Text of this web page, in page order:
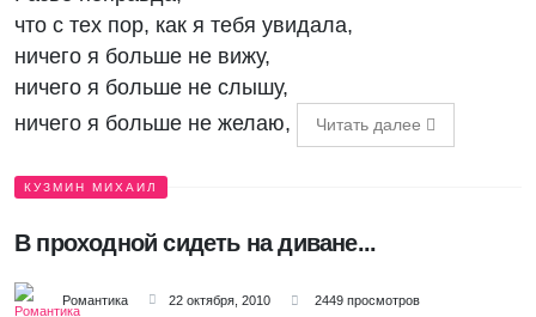
что с тех пор, как я тебя увидала,
ничего я больше не вижу,
ничего я больше не слышу,
ничего я больше не желаю,
Читать далее
КУЗМИН МИХАИЛ
В проходной сидеть на диване...
Романтика 22 октября, 2010 2449 просмотров